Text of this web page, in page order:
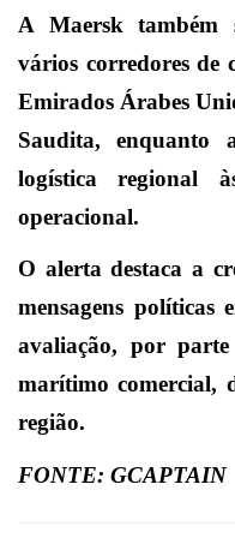
A Maersk também
vários corredores de
Emirados Árabes
Saudita, enquanto
logística regional
operacional.
O alerta destaca a
mensagens políticas
avaliação, por
marítimo comercial,
região.
FONTE: GCAPTAIN